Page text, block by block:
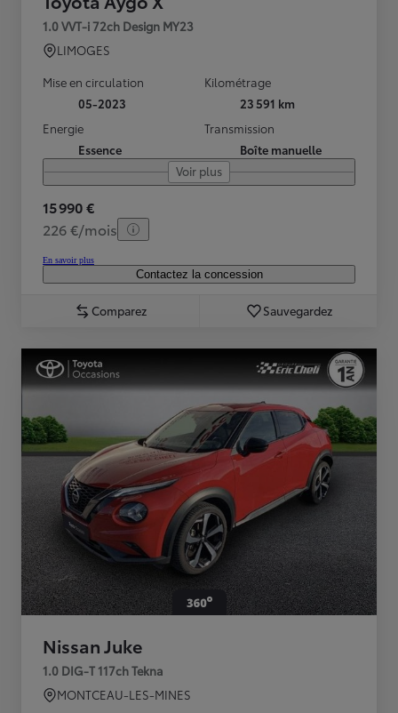
1.0 VVT-i 72ch Design MY23
LIMOGES
Mise en circulation
05-2023
Kilométrage
23 591 km
Energie
Essence
Transmission
Boîte manuelle
Voir plus
15 990 €
226 €/mois
En savoir plus
Contactez la concession
Comparez Sauvegardez
Nissan Juke
1.0 DIG-T 117ch Tekna
MONTCEAU-LES-MINES